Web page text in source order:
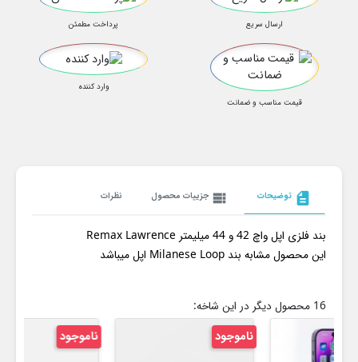
ارسال سریع پرداخت مطمئن
قیمت مناسب و ضمانت
وارد کننده
description توضیحات view_list جزییات محصول نظرات
بند فلزی اپل واچ 42 و 44 میلیمتر Remax Lawrence
این محصول مشابه بند Milanese Loop اپل میباشد
16 محصول دیگر در این شاخه:
ناموجود